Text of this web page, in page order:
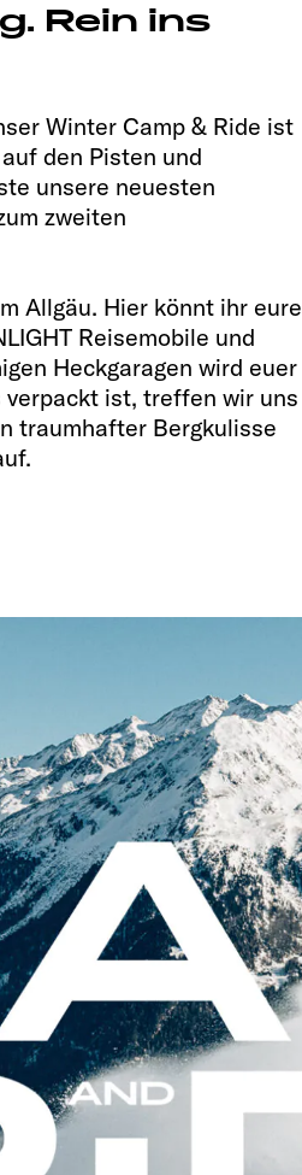
Rein ins
Winter Camp & Ride ist
den Pisten und
unsere neuesten
zweiten
Allgäu. Hier könnt ihr eure
Reisemobile und
Heckgaragen wird euer
ist, treffen wir uns
traumhafter Bergkulisse